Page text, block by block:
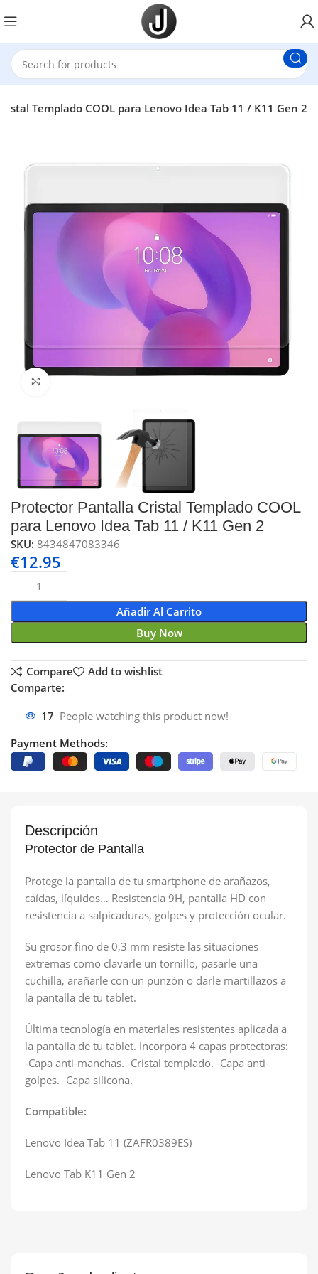
Templado COOL para Lenovo Idea Tab 11 / K11 Gen 2
Protector Pantalla Cristal Templado COOL
para Lenovo Idea Tab 11 / K11 Gen 2
SKU:8434847083346
€12.95
Añadir Al Carrito
Buy Now
Compare
Add to wishlist
Comparte:
17 People watching this product now!
Payment Methods:
Descripción
Protector de Pantalla
Protege la pantalla de tu smartphone de arañazos,
caídas, líquidos… Resistencia 9H, pantalla HD con
resistencia a salpicaduras, golpes y protección ocular.
Su grosor fino de 0,3 mm resiste las situaciones
extremas como clavarle un tornillo, pasarle una
cuchilla, arañarle con un punzón o darle martillazos a
la pantalla de tu tablet.
Última tecnología en materiales resistentes aplicada a
la pantalla de tu tablet. Incorpora 4 capas protectoras:
-Capa anti-manchas. -Cristal templado. -Capa anti-
golpes. -Capa silicona.
Compatible:
Lenovo Idea Tab 11 (ZAFR0389ES)
Lenovo Tab K11 Gen 2